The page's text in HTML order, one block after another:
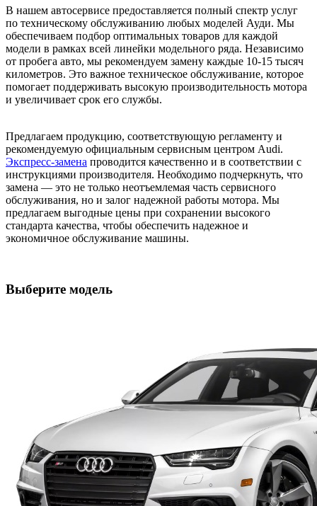
В нашем автосервисе предоставляется полный спектр услуг
по техническому обслуживанию любых моделей Ауди. Мы
обеспечиваем подбор оптимальных товаров для каждой
модели в рамках всей линейки модельного ряда. Независимо
от пробега авто, мы рекомендуем замену каждые 10-15 тысяч
километров. Это важное техническое обслуживание, которое
помогает поддерживать высокую производительность мотора
и увеличивает срок его службы.
Предлагаем продукцию, соответствующую регламенту и
рекомендуемую официальным сервисным центром Audi.
Экспресс-замена проводится качественно и в соответствии с
инструкциями производителя. Необходимо подчеркнуть, что
замена — это не только неотъемлемая часть сервисного
обслуживания, но и залог надежной работы мотора. Мы
предлагаем выгодные цены при сохранении высокого
стандарта качества, чтобы обеспечить надежное и
экономичное обслуживание машины.
Выберите модель